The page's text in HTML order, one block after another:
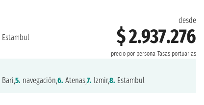
desde
$ 2.937.276
precio por persona Tasas portuarias
Estambul
Bari,5. navegación,6. Atenas,7. Izmir,8. Estambul